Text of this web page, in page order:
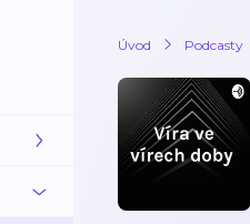
Úvod Podcasty